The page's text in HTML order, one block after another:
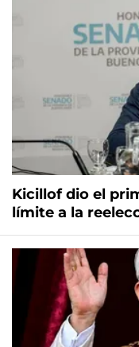
Kicillof dio el
límite a la